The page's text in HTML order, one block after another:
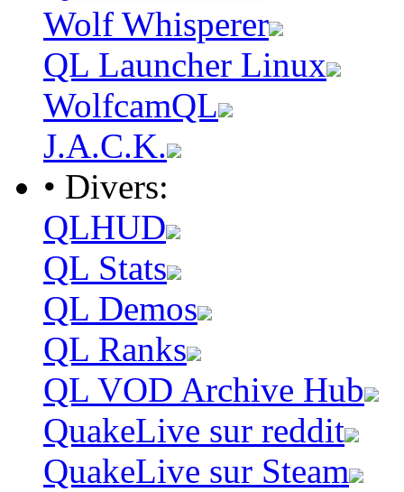
Wolf Whisperer
QL Launcher Linux
WolfcamQL
J.A.C.K.
• Divers:
QLHUD
QL Stats
QL Demos
QL Ranks
QL VOD Archive Hub
QuakeLive sur reddit
QuakeLive sur Steam